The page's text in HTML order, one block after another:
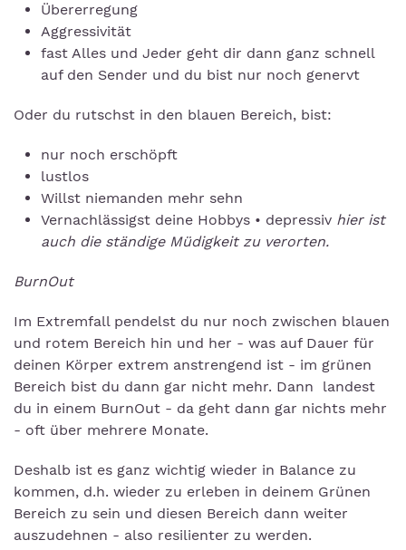
Übererregung
Aggressivität
fast Alles und Jeder geht dir dann ganz schnell
auf den Sender und du bist nur noch genervt
Oder du rutschst in den blauen Bereich, bist:
nur noch erschöpft
lustlos
Willst niemanden mehr sehn
Vernachlässigst deine Hobbys • depressiv hier ist
auch die ständige Müdigkeit zu verorten.
BurnOut
Im Extremfall pendelst du nur noch zwischen blauen
und rotem Bereich hin und her - was auf Dauer für
deinen Körper extrem anstrengend ist - im grünen
Bereich bist du dann gar nicht mehr. Dann landest
du in einem BurnOut - da geht dann gar nichts mehr
- oft über mehrere Monate.
Deshalb ist es ganz wichtig wieder in Balance zu
kommen, d.h. wieder zu erleben in deinem Grünen
Bereich zu sein und diesen Bereich dann weiter
auszudehnen - also resilienter zu werden.